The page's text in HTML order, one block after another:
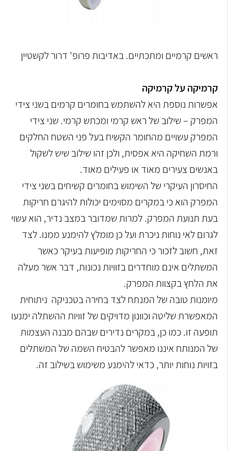
ראשים קרמיים ומתכתיים. באדיבות פרופ' דרור לקשטיין
קרמיקה על קרמיקה
אפשרות נוספת היא להשתמש בחומרים קרמים בשני צידי
המפרק – שילוב של ראש קרמי ומכתש קרמי. שני צידי
המפרק עשויים מהחומר הקשיח בעל פני השטח החלקים
ורמת השחיקה היא אפסית, ולכן זהו שילוב שיש לשקול
באנשים צעירים מאוד או פעילים מאוד.
החיסרון העיקרי של השימוש בחומרים קשיחים בשני צידי
המפרק הוא כי במקרים מסוימים יכולות להיגרם חריקות
בעת תנועת המפרק. למרות שמדובר במצב נדיר, הוא עשוי
לגרום לאי נוחות ניכרת ועל כן מומלץ להימנע ממנו. לצד
זאת, חשוב לזכור כי החריקות מופיעות בעיקר כאשר
המשתלים אינם מוחדרים בזוויות נכונות, דבר אשר מעלה
את הלחץ בקצוות המפרק.
מיומנות טובה של המנתח לצד בחירה בטכניקה ניתוחית
המאפשרת שליטה וכוונון מדויקים של זוויות ההשתלה ימנעו
תופעה זו. כמו כן, במקרים נדירים שבהם מבנה העצמות
של המנותח איננו מאפשר להבטיח השמה של המשתלים
בזויות נוחות יותר, כדאי להימנע משימוש בשילוב זה.